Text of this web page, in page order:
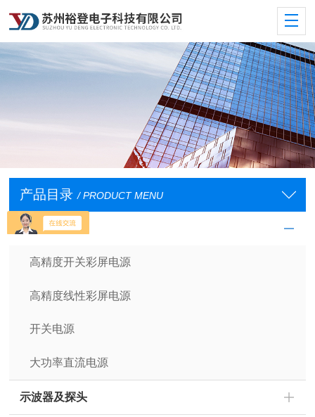
产品目录 / PRODUCT MENU
裕登直流电源
高精度开关彩屏电源
高精度线性彩屏电源
开关电源
大功率直流电源
示波器及探头